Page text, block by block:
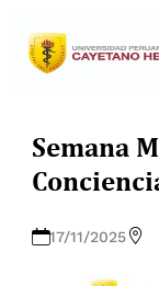
Semana
17/11/2025